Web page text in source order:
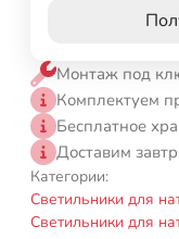
Монтаж под
Комплектуем
Бесплатное
Доставим
Категории:
Светильники для
Светильники для